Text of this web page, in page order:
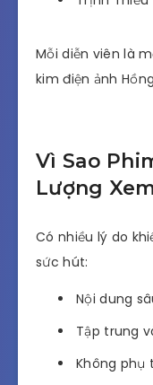
Mỗi diễn viên là
kim điện ảnh
Vì Sao
Lượng
Có nhiều lý do
sức hút:
Nội dung
Tập trung
Không phụ